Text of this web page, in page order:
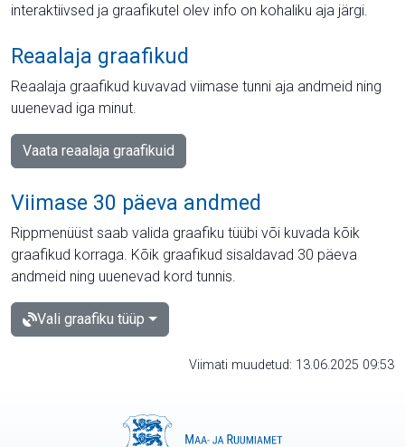
interaktiivsed ja graafikutel olev info on kohaliku aja järgi.
Reaalaja graafikud
Reaalaja graafikud kuvavad viimase tunni aja andmeid ning
uuenevad iga minut.
Vaata reaalaja graafikuid
Viimase 30 päeva andmed
Rippmenüüst saab valida graafiku tüübi või kuvada kõik
graafikud korraga. Kõik graafikud sisaldavad 30 päeva
andmeid ning uuenevad kord tunnis.
Vali graafiku tüüp
Viimati muudetud: 13.06.2025 09:53